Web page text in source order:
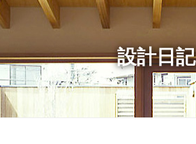
設計日記